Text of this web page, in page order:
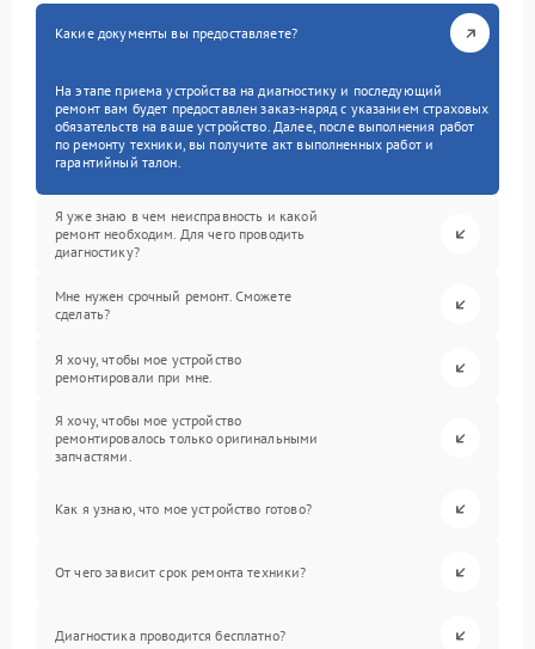
Какие документы вы предоставляете?
На этапе приема устройства на диагностику и последующий
ремонт вам будет предоставлен заказ-наряд с указанием страховых
обязательств на ваше устройство. Далее, после выполнения работ
по ремонту техники, вы получите акт выполненных работ и
гарантийный талон.
Я уже знаю в чем неисправность и какой
ремонт необходим. Для чего проводить
диагностику?
Мне нужен срочный ремонт. Сможете
сделать?
Я хочу, чтобы мое устройство
ремонтировали при мне.
Я хочу, чтобы мое устройство
ремонтировалось только оригинальными
запчастями.
Как я узнаю, что мое устройство готово?
От чего зависит срок ремонта техники?
Диагностика проводится бесплатно?